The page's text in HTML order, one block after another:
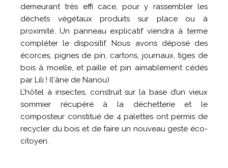
demeurant très effi cace, pour y rassembler les
déchets végétaux produits sur place ou à
proximité. Un panneau explicatif viendra à terme
compléter le dispositif. Nous avons déposé des
écorces, pignes de pin, cartons, journaux, tiges de
bois à moelle, et paille et pin aimablement cédés
par Lili ! (l'âne de Nanou)
L’hôtel à insectes, construit sur la base d’un vieux
sommier récupéré à la déchetterie et le
composteur constitué de 4 palettes ont permis de
recycler du bois et de faire un nouveau geste éco-
citoyen.